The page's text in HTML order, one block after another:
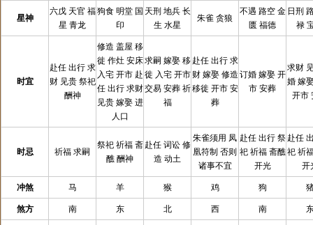
星神
六戊 天官 福
星 青龙
狗食 明堂 国
印
天刑 地兵 长
生 水星
朱雀 贪狼
不遇 路空 金
匮 福德
日刑
禄
时宜
赴任 出行 求
财 见贵 祭祀
酬神
修造 盖屋 移
徙 作灶 安床
入宅 开市 赴
任 出行 求财
见贵 嫁娶 进
人口
求嗣 嫁娶 移
徙 入宅 开市
交易 安葬 祈
福
赴任 出行 求
财 嫁娶 修造
移徙 开市 安
葬
订婚 嫁娶 开
市 安葬
求财
婚 嫁
开市
时忌 祈福 求嗣
祭祀 祈福 斋
醮 酬神
赴任 词讼 修
造 动土
朱雀须用 凤
凰符制 否则
诸事不宜
赴任 出行 祭
祀 祈福 斋醮
开光
赴任
祀 祈
开
冲煞 马 羊 猴 鸡 狗
煞方 南 东 北 西 南